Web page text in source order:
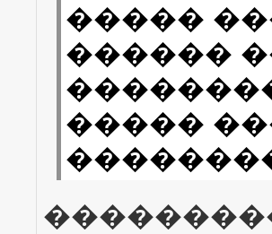
�����
������
�����